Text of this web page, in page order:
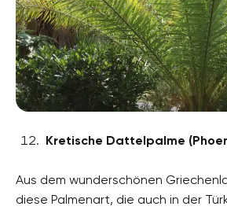
Kretische Dattelpalme
Aus dem wunderschönen
diese Palmenart, die auch in der